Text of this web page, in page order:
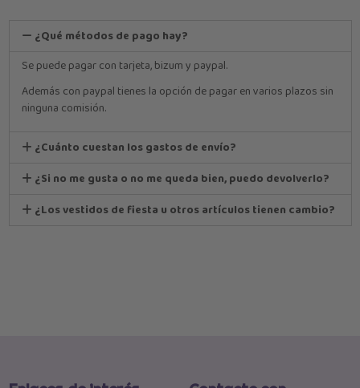
¿Qué métodos de pago hay?
Se puede pagar con tarjeta, bizum y paypal.
Además con paypal tienes la opción de pagar en varios plazos sin
ninguna comisión.
¿Cuánto cuestan los gastos de envío?
¿Si no me gusta o no me queda bien, puedo devolverlo?
¿Los vestidos de fiesta u otros artículos tienen cambio?